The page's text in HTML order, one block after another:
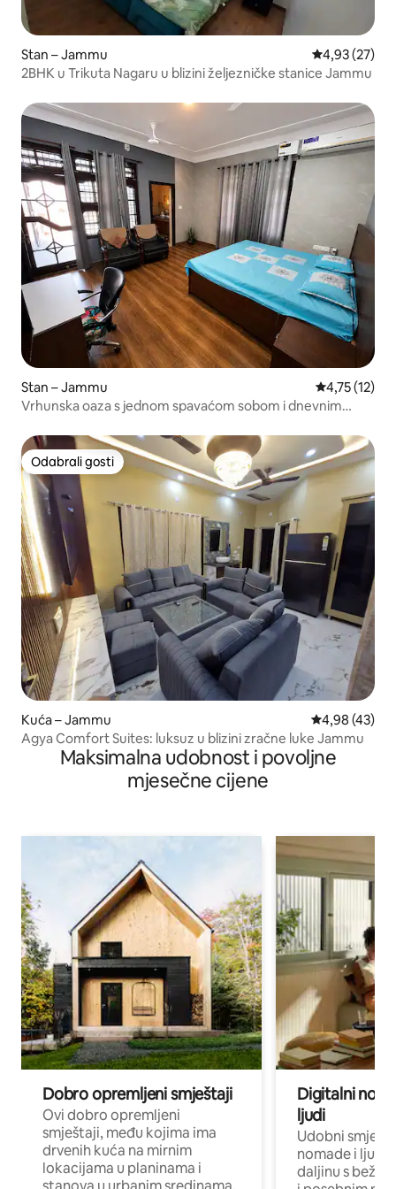
Stan – Jammu Prosječna
4,93 (27)
2BHK u Trikuta Nagaru u blizini željezničke stanice Jammu
Stan – Jammu Prosječna
4,75 (12)
Vrhunska oaza s jednom spavaćom sobom i dnevnim
Odabrali gosti
Odabrali gosti
Kuća – Jammu Prosječna
4,98 (43)
Agya Comfort Suites: luksuz u blizini zračne luke Jammu
Maksimalna udobnost i povoljne
mjesečne cijene
Dobro opremljeni smještaji
Ovi dobro opremljeni
smještaji, među kojima ima
drvenih kuća na mirnim
lokacijama u planinama i
Digitalni
ljudi
Udobni
nomade i ljude
daljinu s